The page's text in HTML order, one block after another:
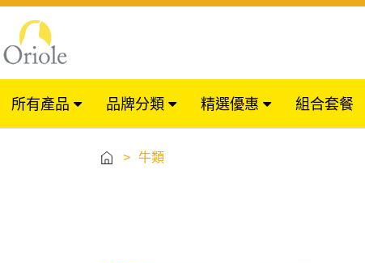
所有產品 品牌分類 精選優惠 組合套餐
> 牛類